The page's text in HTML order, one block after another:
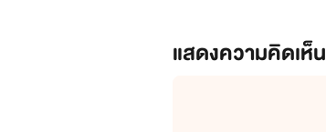
แสดงความคิดเห็น